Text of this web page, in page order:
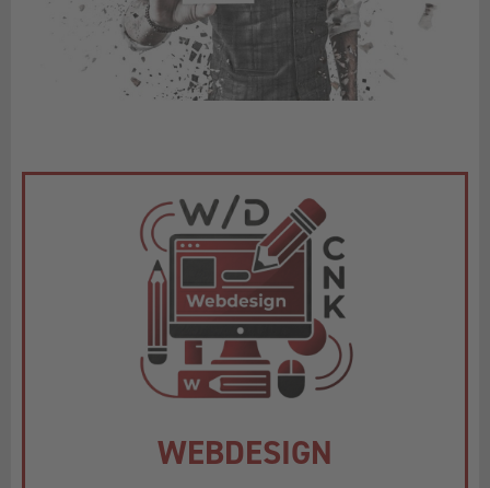
WEBDESIGN